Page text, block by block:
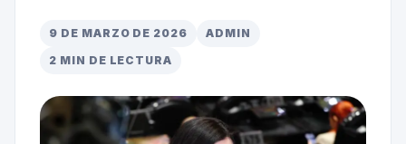
9 DE MARZO DE 2026
ADMIN
2 MIN DE LECTURA